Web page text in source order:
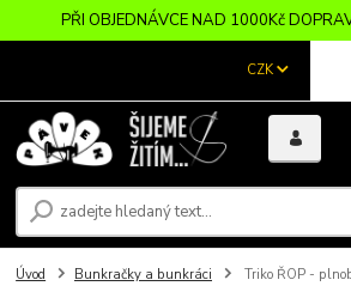
PŘI OBJEDNÁVCE NAD 1000Kč
CZK
Úvod Bunkračky a bunkráci Triko ŘOP -